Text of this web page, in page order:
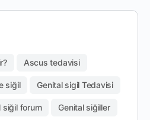
Ascus tedavisi
siğil Genital sigil Tedavisi
siğil forum Genital siğiller